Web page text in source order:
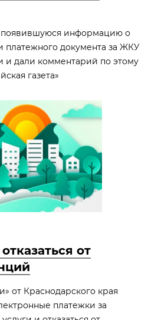
информацию о
документа за ЖКУ
и дали комментарий по этому
газета»
от
от Краснодарского края
платежки за